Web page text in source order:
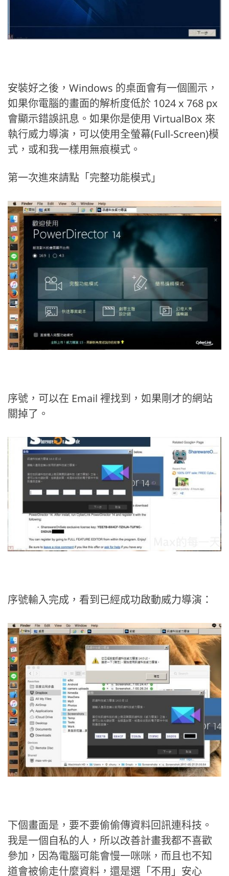
安裝好之後，Windows 的桌面會有一個圖示，
如果你電腦的畫面的解析度低於 1024 x 768 px
會顯示錯誤訊息。如果你是使用 VirtualBox 來
執行威力導演，可以使用全螢幕(Full-Screen)模
式，或和我一樣用無痕模式。
第一次進來請點「完整功能模式」
序號，可以在 Email 裡找到，如果剛才的網站
關掉了。
序號輸入完成，看到已經成功啟動威力導演：
下個畫面是，要不要偷偷傳資料回訊連科技。
我是一個自私的人，所以改善計畫我都不喜歡
參加，因為電腦可能會慢一咪咪，而且也不知
道會被偷走什麼資料，還是選「不用」安心